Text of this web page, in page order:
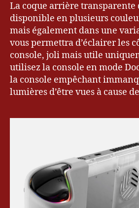
La coque arrière transparente
disponible en plusieurs
mais également dans une
vous permettra d’éclairer les
console, joli mais utile
utilisez la console en mode
la console empêchant
lumières d’être vues à cause